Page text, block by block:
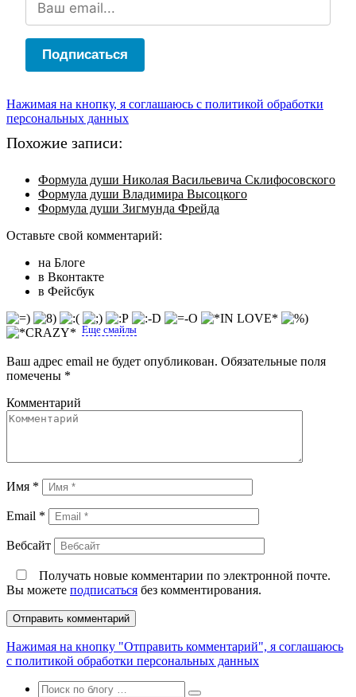
Подписаться
Нажимая на кнопку, я соглашаюсь с политикой обработки
персональных данных
Похожие записи:
Формула души Николая Васильевича Склифосовского
Формула души Владимира Высоцкого
Формула души Зигмунда Фрейда
Оставьте свой комментарий:
на Блоге
в Вконтакте
в Фейсбук
Еще смайлы
Ваш адрес email не будет опубликован. Обязательные поля
помечены *
Комментарий
Имя *
Email *
Вебсайт
Получать новые комментарии по электронной почте.
Вы можете подписаться без комментирования.
Нажимая на кнопку "Отправить комментарий", я соглашаюсь
с политикой обработки персональных данных